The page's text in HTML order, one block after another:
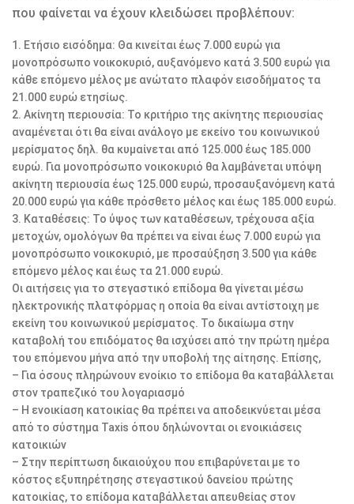
που φαίνεται να έχουν κλειδώσει προβλέπουν:
1. Ετήσιο εισόδημα: Θα κινείται έως 7.000 ευρώ για
μονοπρόσωπο νοικοκυριό, αυξανόμενο κατά 3.500 ευρώ για
κάθε επόμενο μέλος με ανώτατο πλαφόν εισοδήματος τα
21.000 ευρώ ετησίως.
2. Ακίνητη περιουσία: Το κριτήριο της ακίνητης περιουσίας
αναμένεται ότι θα είναι ανάλογο με εκείνο του κοινωνικού
μερίσματος δηλ. θα κυμαίνεται από 125.000 έως 185.000
ευρώ. Για μονοπρόσωπο νοικοκυριό θα λαμβάνεται υπόψη
ακίνητη περιουσία έως 125.000 ευρώ, προσαυξανόμενη κατά
20.000 ευρώ για κάθε πρόσθετο μέλος και έως 185.000 ευρώ.
3. Καταθέσεις: Το ύψος των καταθέσεων, τρέχουσα αξία
μετοχών, ομολόγων θα πρέπει να είναι έως 7.000 ευρώ για
μονοπρόσωπο νοικοκυριό, με προσαύξηση 3.500 για κάθε
επόμενο μέλος και έως τα 21.000 ευρώ.
Οι αιτήσεις για το στεγαστικό επίδομα θα γίνεται μέσω
ηλεκτρονικής πλατφόρμας η οποία θα είναι αντίστοιχη με
εκείνη του κοινωνικού μερίσματος. Το δικαίωμα στην
καταβολή του επιδόματος θα ισχύσει από την πρώτη ημέρα
του επόμενου μήνα από την υποβολή της αίτησης. Επίσης,
– Για όσους πληρώνουν ενοίκιο το επίδομα θα καταβάλλεται
στον τραπεζικό του λογαριασμό
– Η ενοικίαση κατοικίας θα πρέπει να αποδεικνύεται μέσα
από το σύστημα Taxis όπου δηλώνονται οι ενοικιάσεις
κατοικιών
– Στην περίπτωση δικαιούχου που επιβαρύνεται με το
κόστος εξυπηρέτησης στεγαστικού δανείου πρώτης
κατοικίας, το επίδομα καταβάλλεται απευθείας στον